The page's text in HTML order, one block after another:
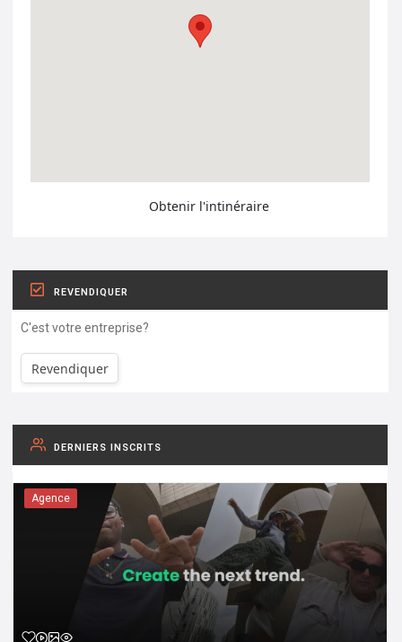
Obtenir l'intinéraire
REVENDIQUER
C'est votre entreprise?
Revendiquer
DERNIERS INSCRITS
Agence